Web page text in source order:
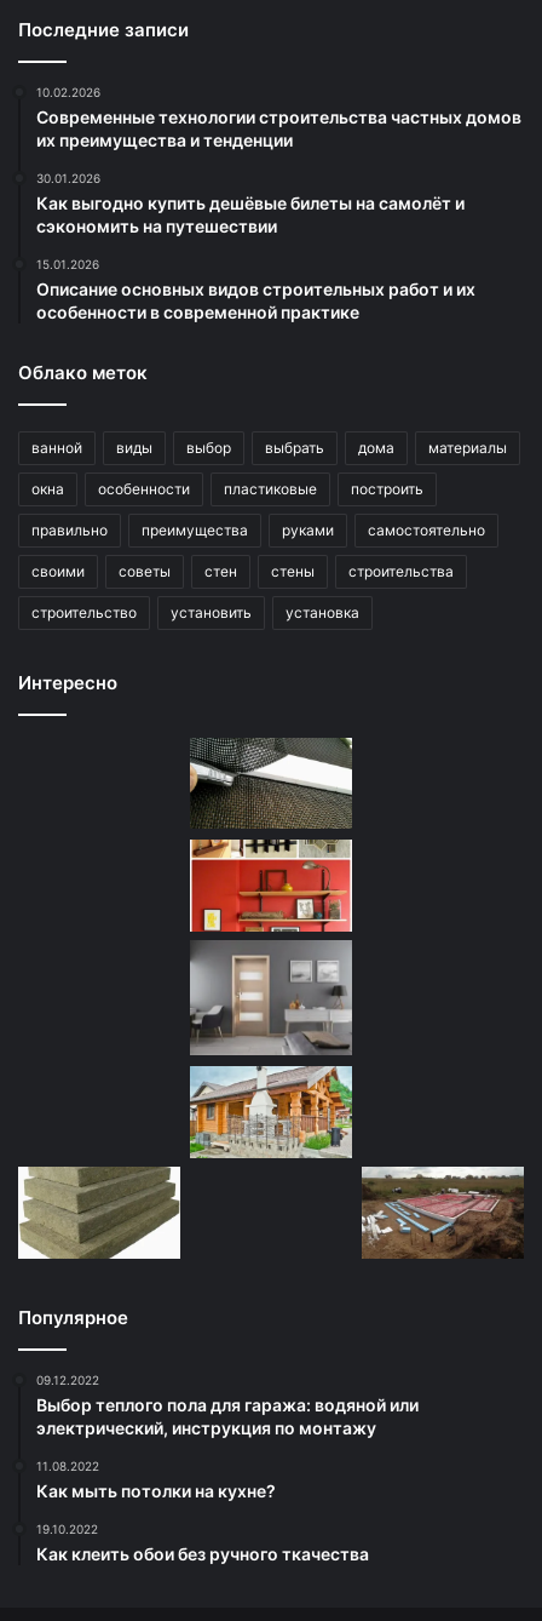
Последние записи
10.02.2026
Современные технологии строительства частных домов
их преимущества и тенденции
30.01.2026
Как выгодно купить дешёвые билеты на самолёт и
сэкономить на путешествии
15.01.2026
Описание основных видов строительных работ и их
особенности в современной практике
Облако меток
ванной виды выбор выбрать дома материалы
окна особенности пластиковые построить
правильно преимущества руками самостоятельно
своими советы стен стены строительства
строительство установить установка
Интересно
Популярное
09.12.2022
Выбор теплого пола для гаража: водяной или
электрический, инструкция по монтажу
11.08.2022
Как мыть потолки на кухне?
19.10.2022
Как клеить обои без ручного ткачества